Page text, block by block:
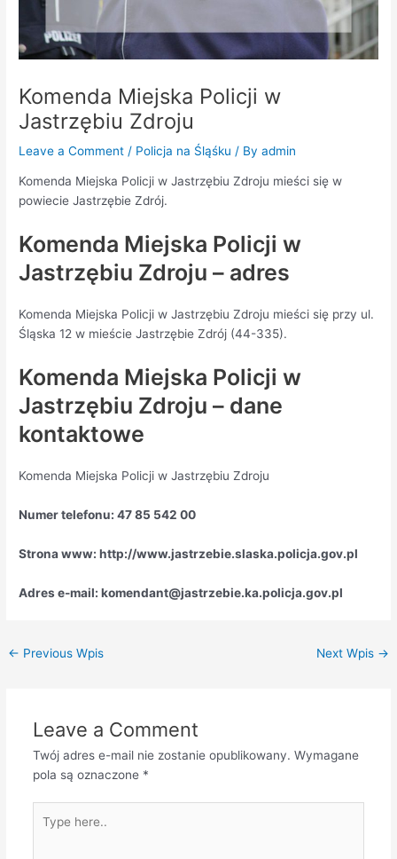
Komenda Miejska Policji w
Jastrzębiu Zdroju
Leave a Comment / Policja na Śląśku / Byadmin
Komenda Miejska Policji w Jastrzębiu Zdroju mieści się w
powiecie Jastrzębie Zdrój.
Komenda Miejska Policji w
Jastrzębiu Zdroju – adres
Komenda Miejska Policji w Jastrzębiu Zdroju mieści się przy ul.
Śląska 12 w mieście Jastrzębie Zdrój (44-335).
Komenda Miejska Policji w
Jastrzębiu Zdroju – dane
kontaktowe
Komenda Miejska Policji w Jastrzębiu Zdroju
Numer telefonu: 47 85 542 00
Strona www: http://www.jastrzebie.slaska.policja.gov.pl
Adres e-mail: komendant@jastrzebie.ka.policja.gov.pl
← Previous Wpis Next Wpis →
Leave a Comment
Twój adres e-mail nie zostanie opublikowany. Wymagane
pola są oznaczone *
here..